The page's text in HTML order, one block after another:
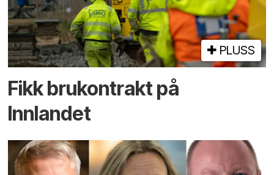
PLUSS
Fikk brukontrakt på
Innlandet